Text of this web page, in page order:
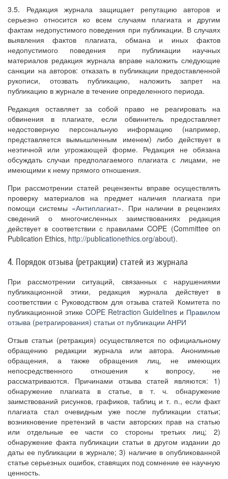
3.5. Редакция журнала защищает репутацию авторов и
серьезно относится ко всем случаям плагиата и другим
фактам недопустимого поведения при публикации. В случаях
выявления фактов плагиата, обмана и иных фактов
недопустимого поведения при публикации научных
материалов редакция журнала вправе наложить следующие
санкции на авторов: отказать в публикации предоставленной
рукописи, отозвать публикацию, наложить запрет на
публикацию в журнале в течение определенного периода.
Редакция оставляет за собой право не реагировать на
обвинения в плагиате, если обвинитель предоставляет
недостоверную персональную информацию (например,
представляется вымышленным именем) либо действует в
неэтичной или угрожающей форме. Редакция не обязана
обсуждать случаи предполагаемого плагиата с лицами, не
имеющими к нему прямого отношения.
При рассмотрении статей рецензенты вправе осуществлять
проверку материалов на предмет наличия плагиата при
помощи системы «Антиплагиат». При наличии в рецензиях
сведений о многочисленных заимствованиях редакция
действует в соответствии с правилами COPE (Committee on
Publication Ethics, http://publicationethics.org/about).
4. Порядок отзыва (ретракции) статей из журнала
При рассмотрении ситуаций, связанных с нарушениями
публикационной этики, редакция журнала действует в
соответствии с Руководством для отзыва статей Комитета по
публикационной этике COPE Retraction Guidelines и Правилом
отзыва (ретрагирования) статьи от публикации АНРИ
Отзыв статьи (ретракция) осуществляется по официальному
обращению редакции журнала или автора. Анонимные
обращения, а также обращения лиц, не имеющих
непосредственного отношения к вопросу, не
рассматриваются. Причинами отзыва статей являются: 1)
обнаружение плагиата в статье, в т. ч. обнаружение
заимствований рисунков, графиков, таблиц и т. п., если факт
плагиата стал очевидным уже после публикации статьи;
возникновение претензий в части авторских прав на статью
или отдельные ее части со стороны третьих лиц; 2)
обнаружение факта публикации статьи в другом издании до
даты ее публикации в журнале; 3) наличие в опубликованной
статье серьезных ошибок, ставящих под сомнение ее научную
ценность.